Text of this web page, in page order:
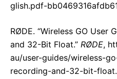
glish.pdf-
RØDE. “Wireless GO User
and 32-Bit Float.” RØDE,
au/user-guides/wireless-
recording-and-32-bit-float.